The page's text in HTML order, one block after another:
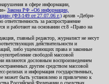
в сфере информации,
Закона РФ «Об информации,
(ФЗ-149 от 27.07.06 г.) архив «Дебри-
за распространение
и работают на основании ст.8 «Право на
главный редактор, журналист не несут
действительности и
либо ущемляющих права и законные
свободой массовой
являются дословным воспроизведением
другим средством массовой
релизах и информация государственных,
может быть установлено и привлечено к
Российской Федерации о средствах